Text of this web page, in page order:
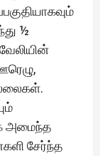
½
அமைந்த
சேர்ந்த